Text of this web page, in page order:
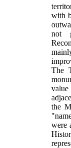
with
not
The
the
were